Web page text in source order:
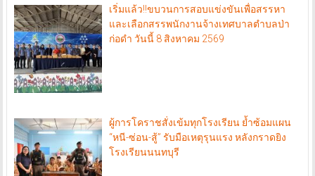
เริ่มแล้ว!!ขบวนการสอบแข่งขันเพื่อสรรหา
และเลือกสรรพนักงานจ้างเทศบาลตำบลป่า
ก่อดำ วันนี้ 8 สิงหาคม 2569
ผู้การโคราชสั่งเข้มทุกโรงเรียน ย้ำซ้อมแผน
“หนี-ซ่อน-สู้” รับมือเหตุรุนแรง หลังกราดยิง
โรงเรียนนนทบุรี